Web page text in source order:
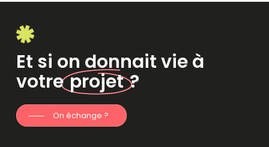
Et si on donnait vie à
votreprojet?
On échange ?